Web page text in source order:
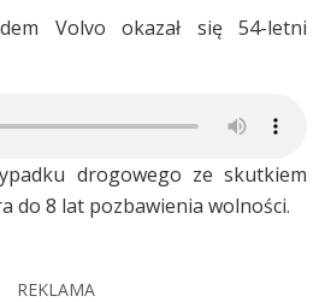
Volvo okazał się 54-letni
drogowego ze skutkiem
do 8 lat pozbawienia wolności.
REKLAMA